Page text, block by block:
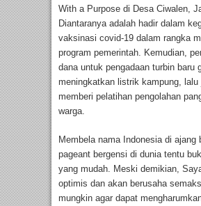
With a Purpose di Desa Ciwalen,
Diantaranya adalah hadir dalam
vaksinasi covid-19 dalam rangka
program pemerintah. Kemudian,
dana untuk pengadaan turbin baru
meningkatkan listrik kampung, lalu
memberi pelatihan pengolahan
warga.
Membela nama Indonesia di ajang
pageant bergensi di dunia tentu
yang mudah. Meski demikian,
optimis dan akan berusaha
mungkin agar dapat